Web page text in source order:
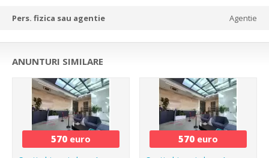
Pers. fizica sau agentie Agentie
ANUNTURI SIMILARE
570euro 570euro